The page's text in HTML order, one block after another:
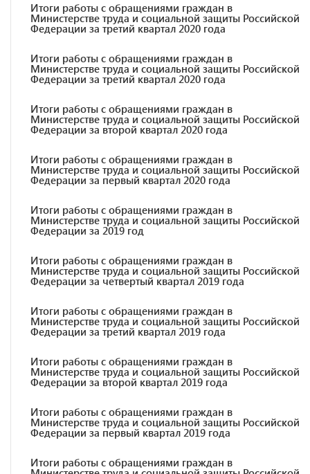
Итоги работы с обращениями граждан в
Министерстве труда и социальной защиты Российской
Федерации за третий квартал 2020 года
Итоги работы с обращениями граждан в
Министерстве труда и социальной защиты Российской
Федерации за третий квартал 2020 года
Итоги работы с обращениями граждан в
Министерстве труда и социальной защиты Российской
Федерации за второй квартал 2020 года
Итоги работы с обращениями граждан в
Министерстве труда и социальной защиты Российской
Федерации за первый квартал 2020 года
Итоги работы с обращениями граждан в
Министерстве труда и социальной защиты Российской
Федерации за 2019 год
Итоги работы с обращениями граждан в
Министерстве труда и социальной защиты Российской
Федерации за четвертый квартал 2019 года
Итоги работы с обращениями граждан в
Министерстве труда и социальной защиты Российской
Федерации за третий квартал 2019 года
Итоги работы с обращениями граждан в
Министерстве труда и социальной защиты Российской
Федерации за второй квартал 2019 года
Итоги работы с обращениями граждан в
Министерстве труда и социальной защиты Российской
Федерации за первый квартал 2019 года
Итоги работы с обращениями граждан в